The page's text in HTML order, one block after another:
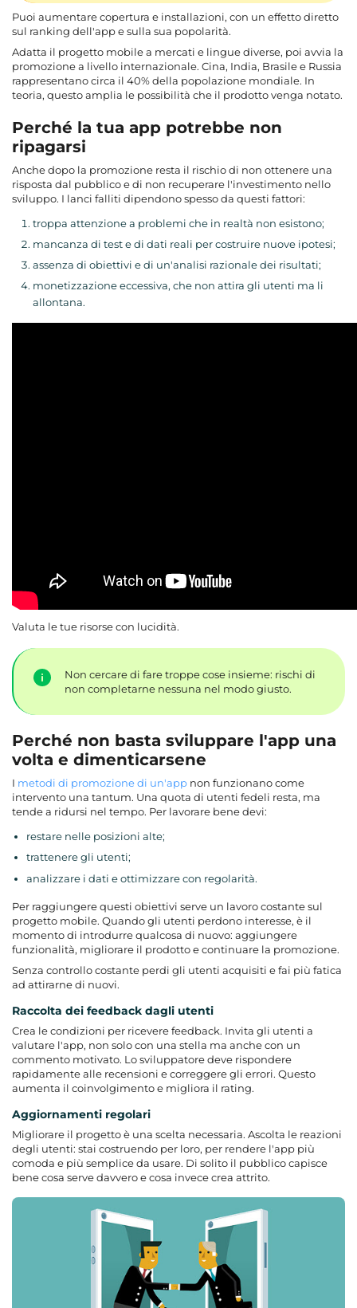
Puoi aumentare copertura e installazioni, con un effetto diretto
sul ranking dell'app e sulla sua popolarità.
Adatta il progetto mobile a mercati e lingue diverse, poi avvia la
promozione a livello internazionale. Cina, India, Brasile e Russia
rappresentano circa il 40% della popolazione mondiale. In
teoria, questo amplia le possibilità che il prodotto venga notato.
Perché la tua app potrebbe non
ripagarsi
Anche dopo la promozione resta il rischio di non ottenere una
risposta dal pubblico e di non recuperare l'investimento nello
sviluppo. I lanci falliti dipendono spesso da questi fattori:
troppa attenzione a problemi che in realtà non esistono;
mancanza di test e di dati reali per costruire nuove ipotesi;
assenza di obiettivi e di un'analisi razionale dei risultati;
monetizzazione eccessiva, che non attira gli utenti ma li
allontana.
Valuta le tue risorse con lucidità.
Non cercare di fare troppe cose insieme: rischi di
non completarne nessuna nel modo giusto.
Perché non basta sviluppare l'app una
volta e dimenticarsene
I metodi di promozione di un'app non funzionano come
intervento una tantum. Una quota di utenti fedeli resta, ma
tende a ridursi nel tempo. Per lavorare bene devi:
restare nelle posizioni alte;
trattenere gli utenti;
analizzare i dati e ottimizzare con regolarità.
Per raggiungere questi obiettivi serve un lavoro costante sul
progetto mobile. Quando gli utenti perdono interesse, è il
momento di introdurre qualcosa di nuovo: aggiungere
funzionalità, migliorare il prodotto e continuare la promozione.
Senza controllo costante perdi gli utenti acquisiti e fai più fatica
ad attirarne di nuovi.
Raccolta dei feedback dagli utenti
Crea le condizioni per ricevere feedback. Invita gli utenti a
valutare l'app, non solo con una stella ma anche con un
commento motivato. Lo sviluppatore deve rispondere
rapidamente alle recensioni e correggere gli errori. Questo
aumenta il coinvolgimento e migliora il rating.
Aggiornamenti regolari
Migliorare il progetto è una scelta necessaria. Ascolta le reazioni
degli utenti: stai costruendo per loro, per rendere l'app più
comoda e più semplice da usare. Di solito il pubblico capisce
bene cosa serve davvero e cosa invece crea attrito.